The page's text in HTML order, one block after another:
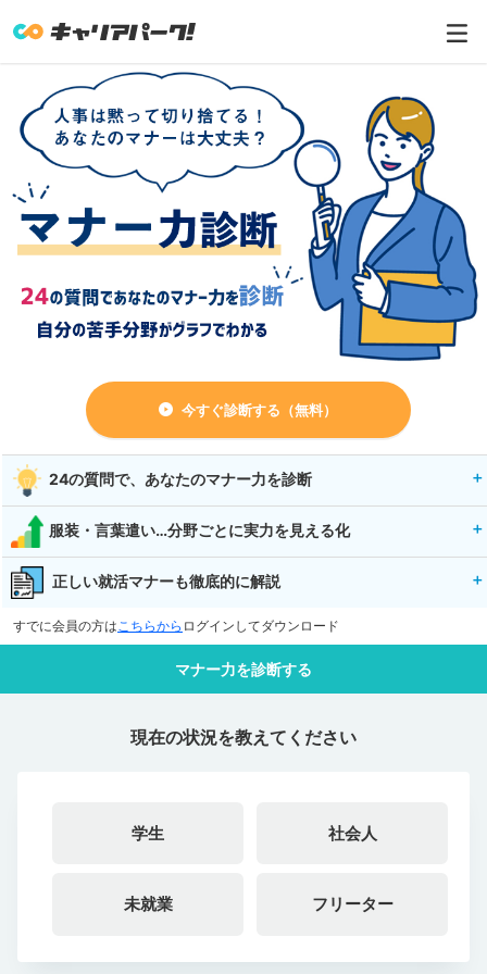
今すぐ診断する（無料）
24の質問で、あなたのマナー力を診断
服装・言葉遣い…分野ごとに実力を見える化
正しい就活マナーも徹底的に解説
すでに会員の方はこちらから ログインしてダウンロード
マナー力を診断する
現在の状況を教えてください
学生 社会人
未就業 フリーター